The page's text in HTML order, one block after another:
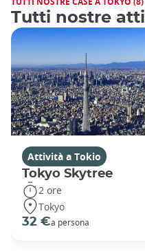
Tutti nostre
Attività a Tokio
Tokyo Skytree
2 ore
Tokyo
32 €a persona